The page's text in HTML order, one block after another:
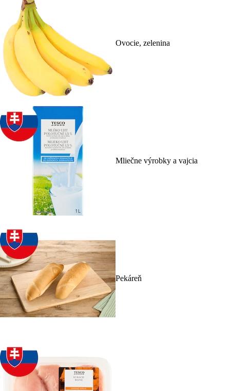
Ovocie, zelenina
Mliečne výrobky a vajcia
Pekáreň